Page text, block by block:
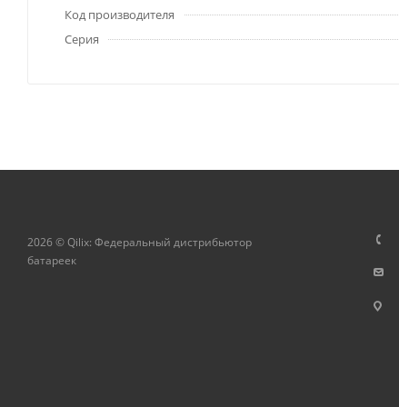
Код производителя
Серия
2026 © Qilix: Федеральный дистрибьютор
батареек